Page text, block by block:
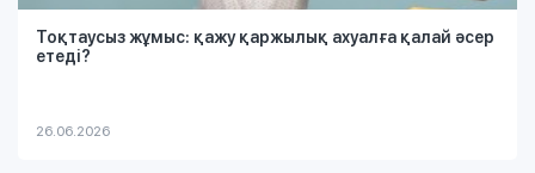
Тоқтаусыз жұмыс: қажу қаржылық ахуалға қалай әсер
етеді?
26.06.2026